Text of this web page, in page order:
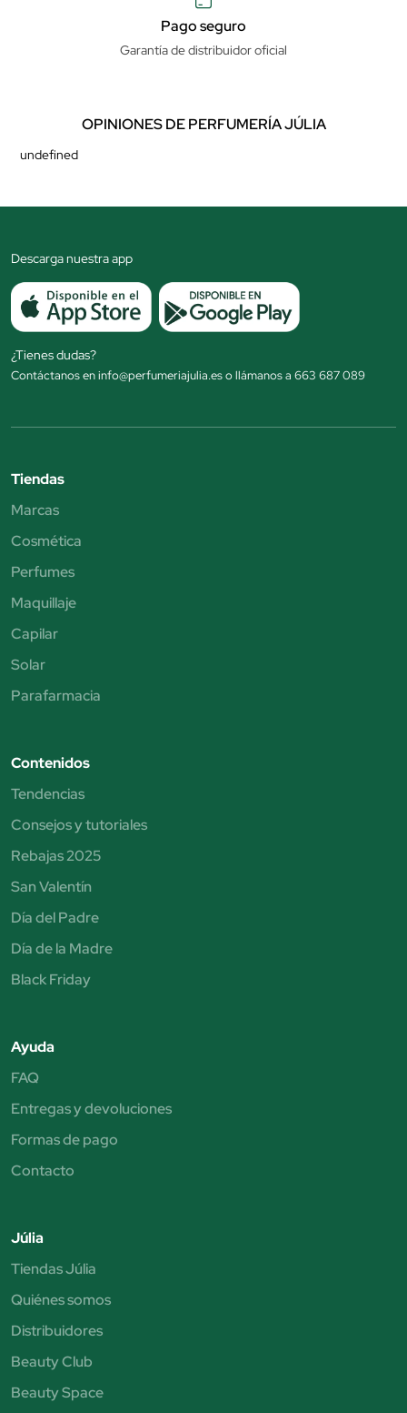
Pago seguro
Garantía de distribuidor oficial
OPINIONES DE PERFUMERÍA JÚLIA
undefined
Descarga nuestra app
¿Tienes dudas?
Contáctanos en info@perfumeriajulia.es o llámanos a 663 687 089
Tiendas
Marcas
Cosmética
Perfumes
Maquillaje
Capilar
Solar
Parafarmacia
Contenidos
Tendencias
Consejos y tutoriales
Rebajas 2025
San Valentín
Día del Padre
Día de la Madre
Black Friday
Ayuda
FAQ
Entregas y devoluciones
Formas de pago
Contacto
Júlia
Tiendas Júlia
Quiénes somos
Distribuidores
Beauty Club
Beauty Space